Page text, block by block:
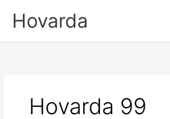
Hovarda
Hovarda 99